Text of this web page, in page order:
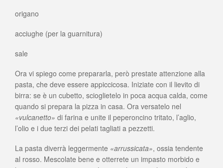
origano
acciughe (per la guarnitura)
sale
Ora vi spiego come prepararla, però prestate attenzione alla
pasta, che deve essere appiccicosa. Iniziate con il lievito di
birra: se è un cubetto, scioglietelo in poca acqua calda, come
quando si prepara la pizza in casa. Ora versatelo nel
«vulcanetto» di farina e unite il peperoncino tritato, l’aglio,
l’olio e i due terzi dei pelati tagliati a pezzetti.
La pasta diverrà leggermente «arrussicata», ossia tendente
al rosso. Mescolate bene e otterrete un impasto morbido e